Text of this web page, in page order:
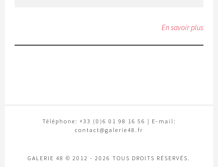
En savoir plus
Téléphone: +33 (0)6 01 98 16 56 | E-mail:
contact@galerie48.fr
GALERIE 48 © 2012 - 2026 TOUS DROITS RÉSERVÉS.